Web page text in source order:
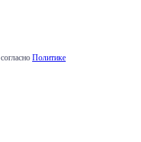
согласно Политике